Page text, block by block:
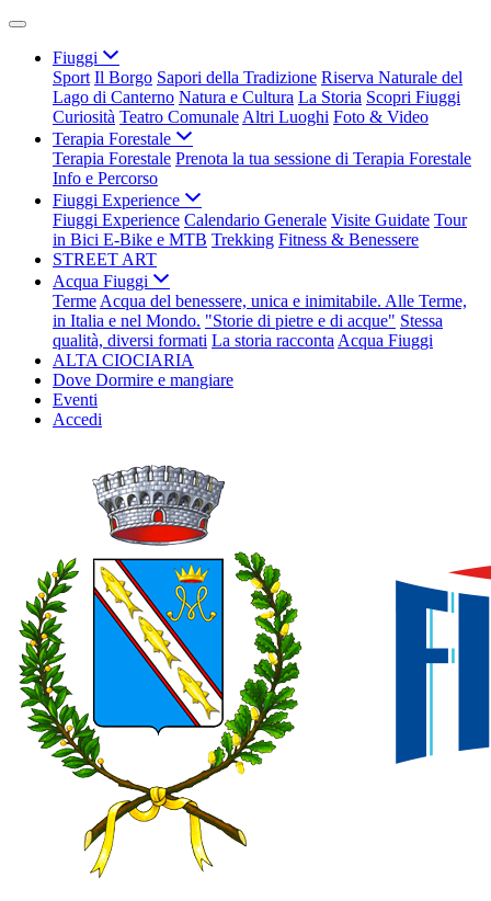
Fiuggi
Sport Il Borgo Sapori della Tradizione Riserva Naturale del
Lago di Canterno Natura e Cultura La Storia Scopri Fiuggi
Curiosità Teatro Comunale Altri Luoghi Foto & Video
Terapia Forestale
Terapia Forestale Prenota la tua sessione di Terapia Forestale
Info e Percorso
Fiuggi Experience
Fiuggi Experience Calendario Generale Visite Guidate Tour
in Bici E-Bike e MTB Trekking Fitness & Benessere
STREET ART
Acqua Fiuggi
Terme Acqua del benessere, unica e inimitabile. Alle Terme,
in Italia e nel Mondo. "Storie di pietre e di acque" Stessa
qualità, diversi formati La storia racconta Acqua Fiuggi
ALTA CIOCIARIA
Dove Dormire e mangiare
Eventi
Accedi